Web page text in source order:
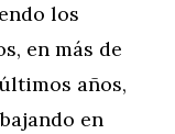
los
en más de
años,
en